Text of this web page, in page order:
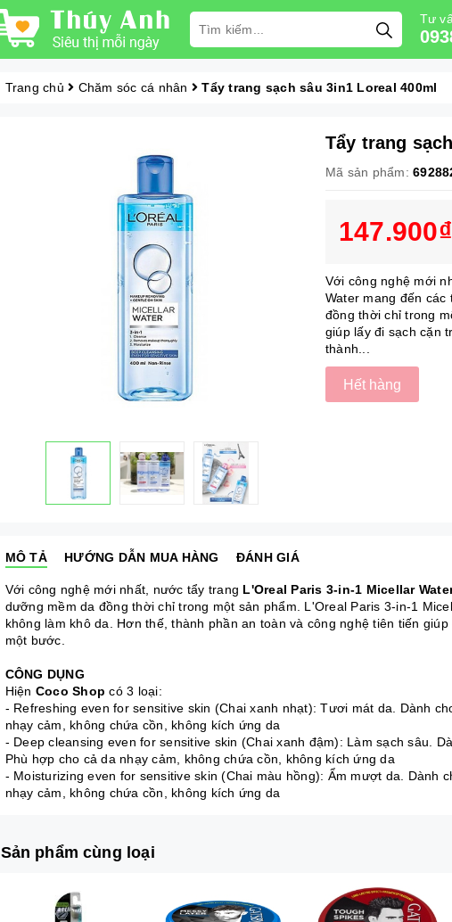
Tư
Trang chủ Chăm sóc cá nhân Tẩy trang sạch sâu 3in1 Loreal 400ml
Tẩy trang
Mã sản phẩm:
147.900₫
Với công nghệ mới
Water mang đến
đồng thời chỉ trong
giúp lấy đi sạch cặn
thành...
Hết hàng
MÔ TẢ HƯỚNG DẪN MUA HÀNG ĐÁNH GIÁ
Với công nghệ mới nhất, nước tẩy trang L'Oreal Paris 3-in-1 Micellar
dưỡng mềm da đồng thời chỉ trong một sản phẩm. L'Oreal Paris 3-in-1
không làm khô da. Hơn thế, thành phần an toàn và công nghệ tiên tiến
một bước.
CÔNG DỤNG
Hiện Coco Shop có 3 loại:
- Refreshing even for sensitive skin (Chai xanh nhạt): Tươi mát da. Dành
nhạy cảm, không chứa cồn, không kích ứng da
- Deep cleansing even for sensitive skin (Chai xanh đậm): Làm sạch sâu.
Phù hợp cho cả da nhạy cảm, không chứa cồn, không kích ứng da
- Moisturizing even for sensitive skin (Chai màu hồng): Ẩm mượt da. Dành
nhạy cảm, không chứa cồn, không kích ứng da
Sản phẩm cùng loại